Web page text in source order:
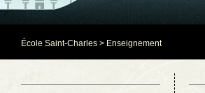
École Saint-Charles > Enseignement